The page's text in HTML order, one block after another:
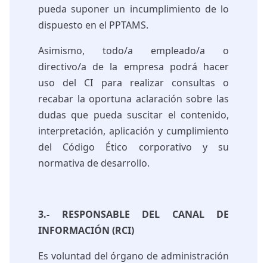
pueda suponer un incumplimiento de lo
dispuesto en el PPTAMS.
Asimismo, todo/a empleado/a o
directivo/a de la empresa podrá hacer
uso del CI para realizar consultas o
recabar la oportuna aclaración sobre las
dudas que pueda suscitar el contenido,
interpretación, aplicación y cumplimiento
del Código Ético corporativo y su
normativa de desarrollo.
3.- RESPONSABLE DEL CANAL DE
INFORMACIÓN (RCI)
Es voluntad del órgano de administración